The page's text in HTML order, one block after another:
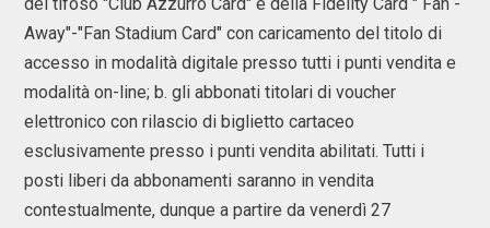
Away"-"Fan Stadium Card" con caricamento del titolo di
accesso in modalità digitale presso tutti i punti vendita e
modalità on-line; b. gli abbonati titolari di voucher
elettronico con rilascio di biglietto cartaceo
esclusivamente presso i punti vendita abilitati. Tutti i
posti liberi da abbonamenti saranno in vendita
contestualmente, dunque a partire da venerdì 27